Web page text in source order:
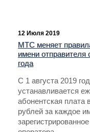
12 Июля 2019
МТС меняет
имени отправителя
года
С 1 августа 2019
устанавливается
абонентская плата
рублей за каждое